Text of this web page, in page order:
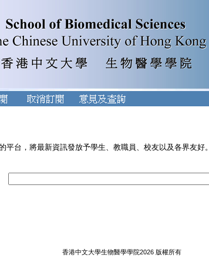
平台，將最新資訊發放予學生、教職員、校友以及各界友好。
香港中文大學生物醫學學院2026 版權所有